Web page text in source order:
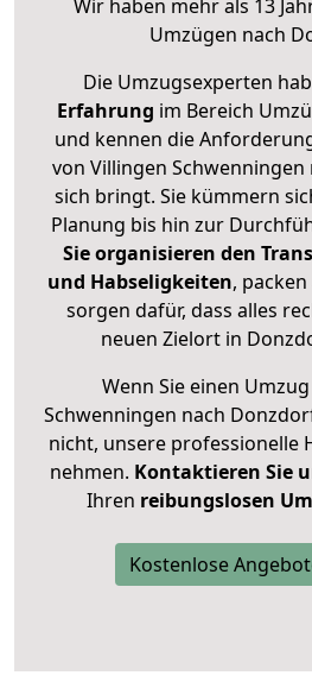
Wir haben mehr als 13
Umzügen nach
Die Umzugsexperten
Erfahrung im Bereich
und kennen die
von Villingen
sich bringt. Sie kümmern
Planung bis hin zur
Sie organisieren den
und Habseligkeiten,
sorgen dafür, dass alles
neuen Zielort in
Wenn Sie einen
Schwenningen nach
nicht, unsere professionelle
nehmen. Kontaktieren Sie
Ihren reibungslosen
Kostenlose